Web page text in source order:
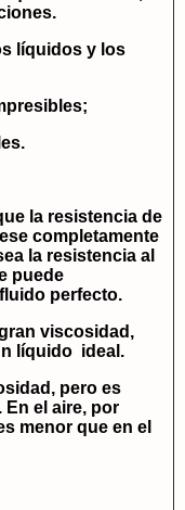
líquidos y los
la resistencia de
completamente
la resistencia al
puede
perfecto.
viscosidad,
líquido ideal.
pero es
el aire, por
menor que en el